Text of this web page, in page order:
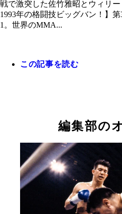
戦で激突した佐竹雅昭とウィリ
1993年の格闘技ビッグバン！】
1。世界のMMA...
この記事を読む
編集部の